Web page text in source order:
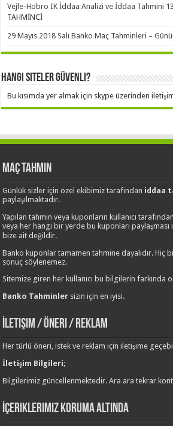
Vejle-Hobro IK İddaa Analizi ve İddaa Tahmini
TAHMİNCİ
29 Mayıs 2018 Salı Banko Maç Tahminleri –
Hangi Siteler Güvenli?
Bu kısımda yer almak için skype üzerinden
Maç Tahmin
Günlük sizler için özel ekibimiz tarafından iddaa
paylaşılmaktadır.
Yapılan tahmin veya kuponların kullanıcı
veya her hangi bir yerde bu kuponları
bize ait değildir.
Banko kuponlar tamamen tahmine dayalıdır. Hiç
sonuç söylenemez.
Sitemize giren her kullanıcı bu bilgilerin farkında
Banko Tahminler sizin için en iyisi.
İletişim / Öneri / Reklam
Her türlü öneri, istek ve reklam için iletişime
İletişim Bilgileri;
Bilgilerimiz güncellenmektedir. Ara ara tekrar
İçeriklerimiz Koruma Altında